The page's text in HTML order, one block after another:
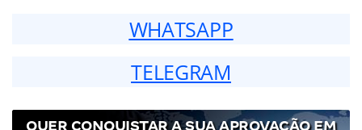
WHATSAPP
TELEGRAM
QUER CONQUISTAR A SUA APROVAÇÃO EM